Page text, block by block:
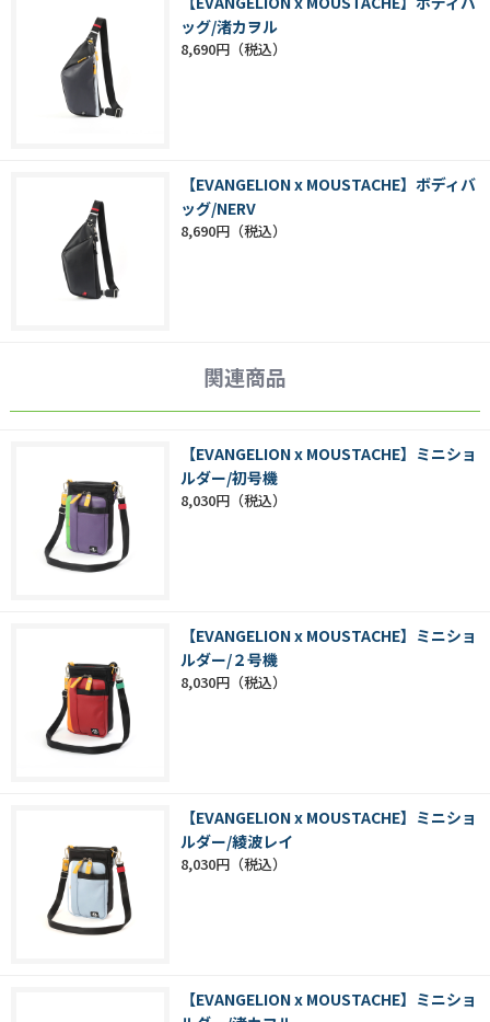
ッグ/渚カヲル
8,690円
【EVANGELION x MOUSTACHE】ボディバ
ッグ/NERV
8,690円
関連商品
【EVANGELION x MOUSTACHE】ミニショ
ルダー/初号機
8,030円
【EVANGELION x MOUSTACHE】ミニショ
ルダー/２号機
8,030円
【EVANGELION x MOUSTACHE】ミニショ
ルダー/綾波レイ
8,030円
【EVANGELION x MOUSTACHE】ミニショ